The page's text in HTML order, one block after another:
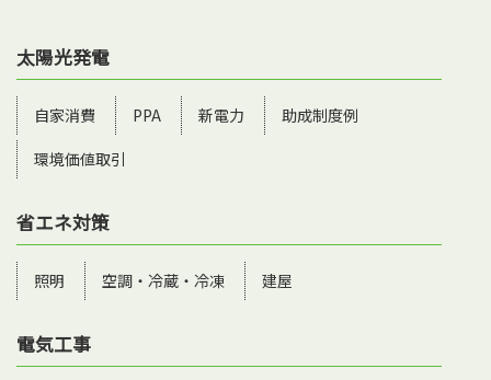
太陽光発電
自家消費 PPA 新電力
助成制度例
環境価値取引
省エネ対策
照明 空調・冷蔵・冷凍 建屋
電気工事